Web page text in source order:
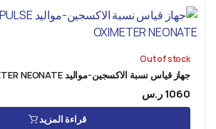
Out of stock
جهاز قياس نسبة الاكسجين-مواليد HAND HELD PULSE OXIMETER NEONATE
1060 ر.س
قراءة المزيد